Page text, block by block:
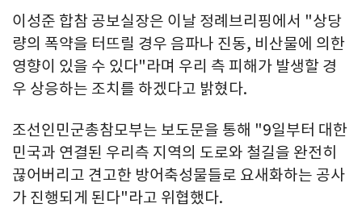
이성준 합참 공보실장은 이날 정례브리핑에서 "상당
량의 폭약을 터뜨릴 경우 음파나 진동, 비산물에 의한
영향이 있을 수 있다"라며 우리 측 피해가 발생할 경
우 상응하는 조치를 하겠다고 밝혔다.
조선인민군총참모부는 보도문을 통해 "9일부터 대한
민국과 연결된 우리측 지역의 도로와 철길을 완전히
끊어버리고 견고한 방어축성물들로 요새화하는 공사
가 진행되게 된다"라고 위협했다.